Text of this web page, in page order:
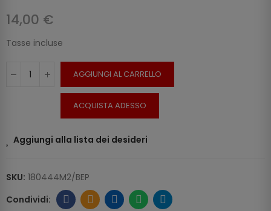
14,00 €
Tasse incluse
AGGIUNGI AL CARRELLO
ACQUISTA ADESSO
Aggiungi alla lista dei desideri
SKU: 180444M2/BEP